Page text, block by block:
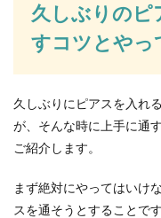
る
う
久しぶりのピ
すコツとやっ
久しぶりにピアスを入れ
が、そんな時に上手に通
ご紹介します。
まず絶対にやってはいけ
スを通そうとすることです